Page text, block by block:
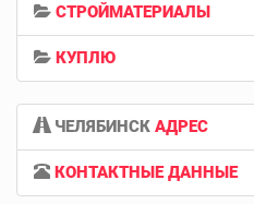
СТРОЙМАТЕРИАЛЫ
КУПЛЮ
ЧЕЛЯБИНСК АДРЕС
КОНТАКТНЫЕ ДАННЫЕ